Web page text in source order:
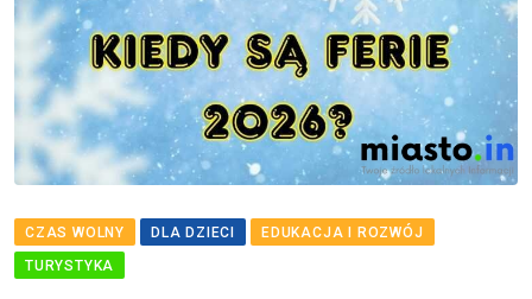
CZAS WOLNY DLA DZIECI
EDUKACJA I ROZWÓJ
TURYSTYKA